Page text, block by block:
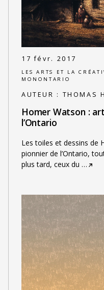
17 févr. 2017
LES ARTS ET LA
MONONTARIO
AUTEUR : THOMAS
Homer Watson :
l’Ontario
Les toiles et dessins de
pionnier de l’Ontario,
plus tard, ceux du …